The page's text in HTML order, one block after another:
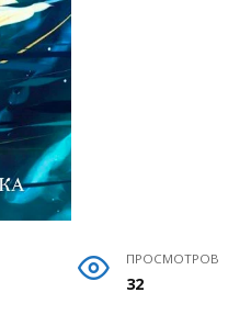
ПРОСМОТРОВ
32